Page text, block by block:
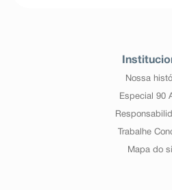
Nossa
Especial 90
Trabalhe
Mapa do